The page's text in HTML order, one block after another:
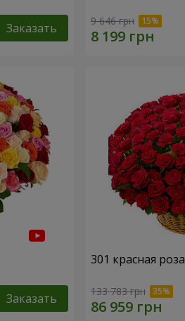
Заказать 9 646 грн
Заказать
301 красная роза
133 783 грн